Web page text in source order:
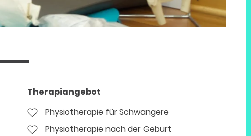
Therapiangebot
Physiotherapie für Schwangere
Physiotherapie nach der Geburt